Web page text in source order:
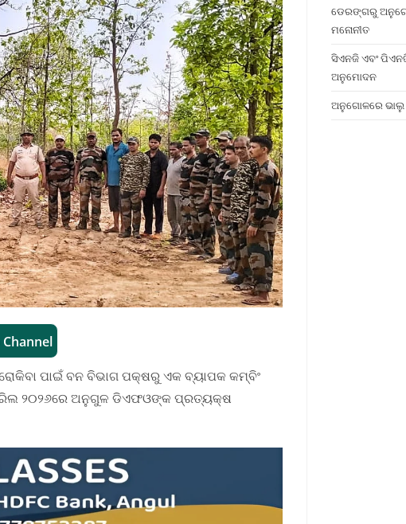
ପାଇଁ ବନ ବିଭାଗ ପକ୍ଷରୁ ଏକ ବ୍ୟାପକ କମ୍ବିଂ
୨୦୨୬ରେ ଅନୁଗୁଳ ଡିଏଫଓଙ୍କ ପ୍ରତ୍ୟକ୍ଷ
ଡେରଙ୍ଗରୁ
ମନୋନୀତ
ସିଏନଜି ଏବଂ
ଅନୁମୋଦନ
ଅନୁଗୋଳରେ